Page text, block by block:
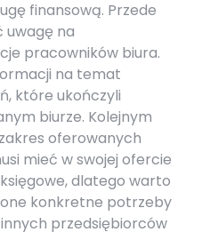
finansową. Przede
uwagę na
pracowników biura.
na temat
które ukończyli
biurze. Kolejnym
oferowanych
mieć w swojej ofercie
dlatego warto
one konkretne potrzeby
przedsiębiorców